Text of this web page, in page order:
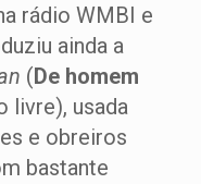
rádio WMBI e
ainda a
(De homem
livre), usada
e obreiros
bastante